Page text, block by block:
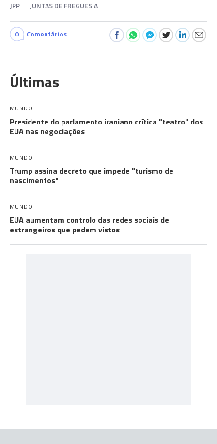
JPP JUNTAS DE FREGUESIA
0 Comentários
Últimas
MUNDO
Presidente do parlamento iraniano crítica "teatro" dos
EUA nas negociações
MUNDO
Trump assina decreto que impede "turismo de
nascimentos"
MUNDO
EUA aumentam controlo das redes sociais de
estrangeiros que pedem vistos